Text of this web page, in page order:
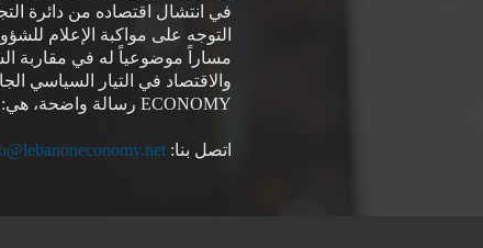
في انتشال اقتصاده من دائرة
التوجه على مواكبة الإعلام
مساراً موضوعياً له في مقاربة
ECONOMY رسالة واضحة، هي: تغليب الاقتصاد على السياسة.
اتصل بنا: